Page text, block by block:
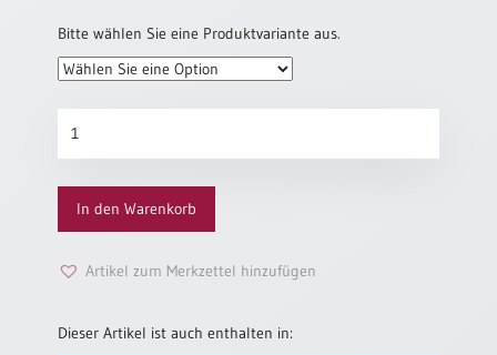
Restbestände
Bitte wählen Sie eine Produktvariante aus.
für
Trauzeugen
„Den
Liebenden“
(Trauung)
In den Warenkorb
Artikel zum Merkzettel hinzufügen
Dieser Artikel ist auch enthalten in: